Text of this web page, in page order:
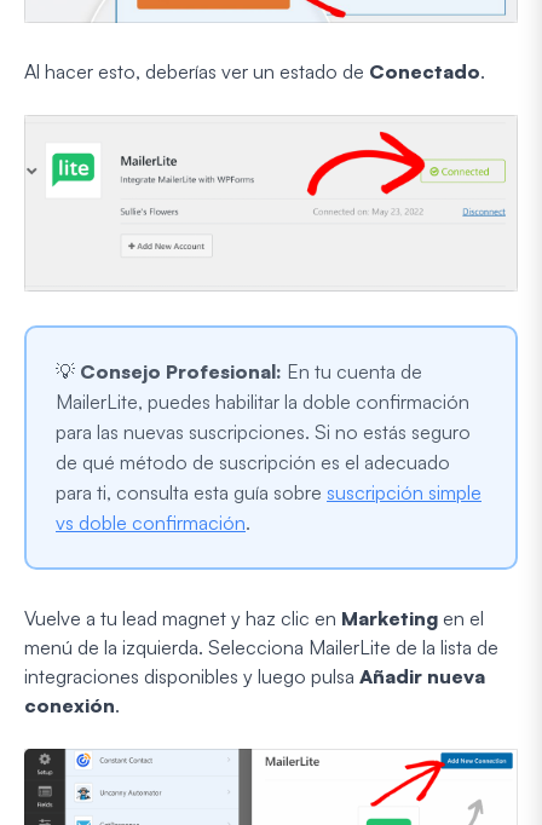
Al hacer esto, deberías ver un estado de Conectado.
💡 Consejo Profesional: En tu cuenta de
MailerLite, puedes habilitar la doble confirmación
para las nuevas suscripciones. Si no estás seguro
de qué método de suscripción es el adecuado
para ti, consulta esta guía sobre suscripción simple
vs doble confirmación.
Vuelve a tu lead magnet y haz clic en Marketing en el
menú de la izquierda. Selecciona MailerLite de la lista de
integraciones disponibles y luego pulsa Añadir nueva
conexión.